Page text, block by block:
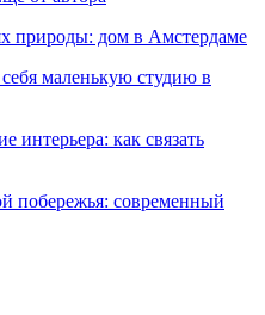
природы: дом в Амстердаме
маленькую студию в
интерьера: как связать
побережья: современный